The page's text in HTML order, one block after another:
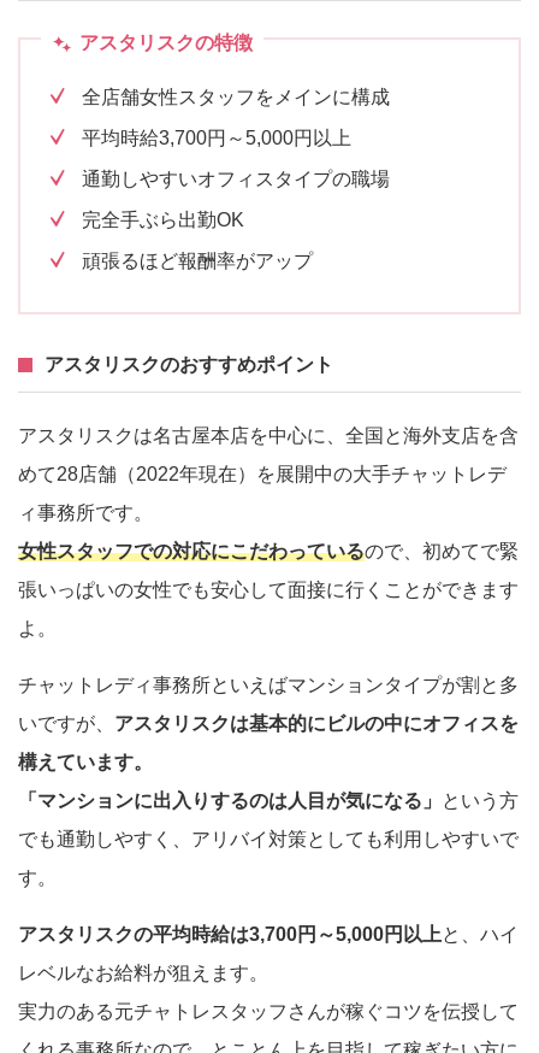
アスタリスクの特徴
全店舗女性スタッフをメインに構成
平均時給3,700円～5,000円以上
通勤しやすいオフィスタイプの職場
完全手ぶら出勤OK
頑張るほど報酬率がアップ
アスタリスクのおすすめポイント
アスタリスクは名古屋本店を中心に、全国と海外支店を含
めて28店舗（2022年現在）を展開中の大手チャットレデ
ィ事務所です。
女性スタッフでの対応にこだわっているので、初めてで緊
張いっぱいの女性でも安心して面接に行くことができます
よ。
チャットレディ事務所といえばマンションタイプが割と多
いですが、 アスタリスクは基本的にビルの中にオフィスを
構えています。
「マンションに出入りするのは人目が気になる」
という方
でも通勤しやすく、アリバイ対策としても利用しやすいで
す。
アスタリスクの平均時給は3,700円～5,000円以上と、ハイ
レベルなお給料が狙えます。
実力のある元チャトレスタッフさんが稼ぐコツを伝授して